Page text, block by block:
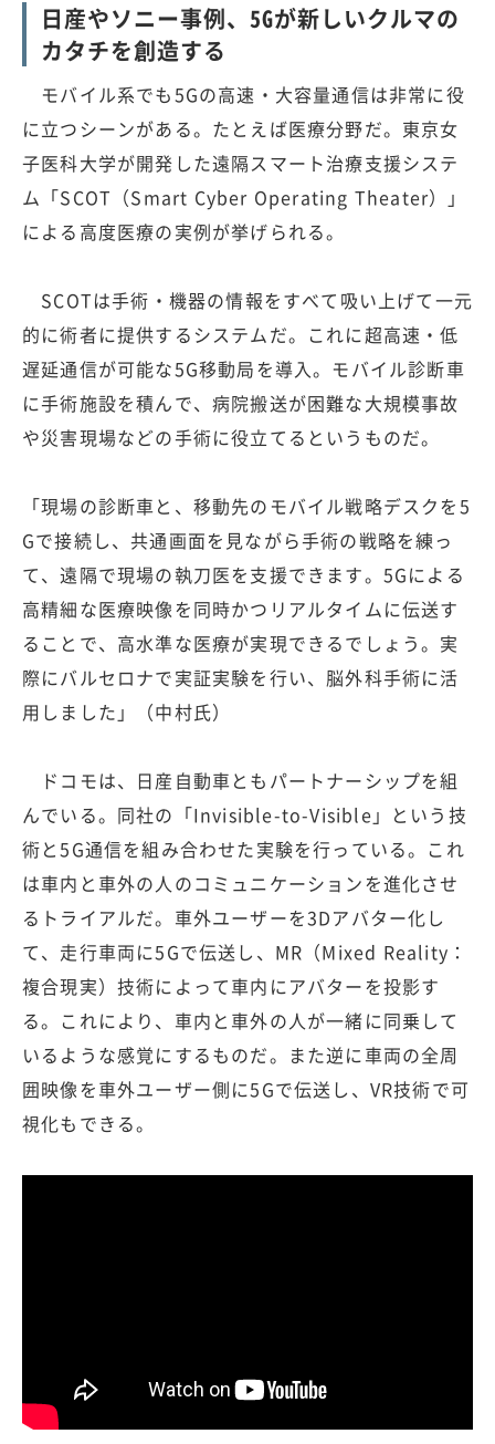
日産やソニー事例、5Gが新しいクルマの
カタチを創造する
モバイル系でも5Gの高速・大容量通信は非常に役
に立つシーンがある。たとえば医療分野だ。東京女
子医科大学が開発した遠隔スマート治療支援システ
ム「SCOT（Smart Cyber Operating Theater）」
による高度医療の実例が挙げられる。
SCOTは手術・機器の情報をすべて吸い上げて一元
的に術者に提供するシステムだ。これに超高速・低
遅延通信が可能な5G移動局を導入。モバイル診断車
に手術施設を積んで、病院搬送が困難な大規模事故
や災害現場などの手術に役立てるというものだ。
「現場の診断車と、移動先のモバイル戦略デスクを5
Gで接続し、共通画面を見ながら手術の戦略を練っ
て、遠隔で現場の執刀医を支援できます。5Gによる
高精細な医療映像を同時かつリアルタイムに伝送す
ることで、高水準な医療が実現できるでしょう。実
際にバルセロナで実証実験を行い、脳外科手術に活
用しました」（中村氏）
ドコモは、日産自動車ともパートナーシップを組
んでいる。同社の「Invisible-to-Visible」という技
術と5G通信を組み合わせた実験を行っている。これ
は車内と車外の人のコミュニケーションを進化させ
るトライアルだ。車外ユーザーを3Dアバター化し
て、走行車両に5Gで伝送し、MR（Mixed Reality：
複合現実）技術によって車内にアバターを投影す
る。これにより、車内と車外の人が一緒に同乗して
いるような感覚にするものだ。また逆に車両の全周
囲映像を車外ユーザー側に5Gで伝送し、VR技術で可
視化もできる。